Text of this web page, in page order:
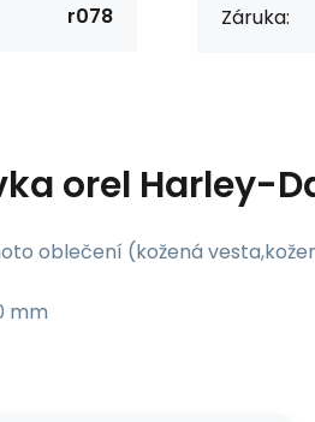
r078 Záruka:
orel Harley-
oblečení (kožená
mm